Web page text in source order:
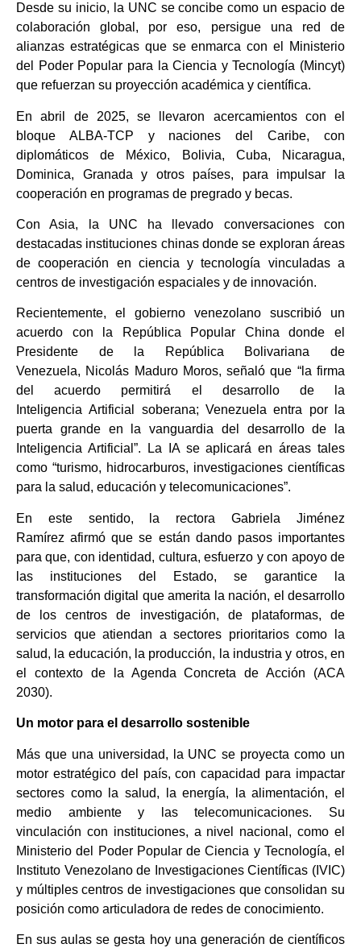
Desde su inicio, la UNC se concibe como un espacio de
colaboración global, por eso, persigue una red de
alianzas estratégicas que se enmarca con el Ministerio
del Poder Popular para la Ciencia y Tecnología (Mincyt)
que refuerzan su proyección académica y científica.
En abril de 2025, se llevaron acercamientos con el
bloque ALBA-TCP y naciones del Caribe, con
diplomáticos de México, Bolivia, Cuba, Nicaragua,
Dominica, Granada y otros países, para impulsar la
cooperación en programas de pregrado y becas.
Con Asia, la UNC ha llevado conversaciones con
destacadas instituciones chinas donde se exploran áreas
de cooperación en ciencia y tecnología vinculadas a
centros de investigación espaciales y de innovación.
Recientemente, el gobierno venezolano suscribió un
acuerdo con la República Popular China donde el
Presidente de la República Bolivariana de
Venezuela, Nicolás Maduro Moros, señaló que “la firma
del acuerdo permitirá el desarrollo de la
Inteligencia Artificial soberana; Venezuela entra por la
puerta grande en la vanguardia del desarrollo de la
Inteligencia Artificial”. La IA se aplicará en áreas tales
como “turismo, hidrocarburos, investigaciones científicas
para la salud, educación y telecomunicaciones”.
​En este sentido, la rectora Gabriela Jiménez
Ramírez afirmó que se están dando pasos importantes
para que, con identidad, cultura, esfuerzo y con apoyo de
las instituciones del Estado, se garantice la
transformación digital que amerita la nación, el desarrollo
de los centros de investigación, de plataformas, de
servicios que atiendan a sectores prioritarios como la
salud, la educación, la producción, la industria y otros, en
el contexto de la Agenda Concreta de Acción (ACA
2030).
Un motor para el desarrollo sostenible
Más que una universidad, la UNC se proyecta como un
motor estratégico del país, con capacidad para impactar
sectores como la salud, la energía, la alimentación, el
medio ambiente y las telecomunicaciones. Su
vinculación con instituciones, a nivel nacional, como el
Ministerio del Poder Popular de Ciencia y Tecnología, el
Instituto Venezolano de Investigaciones Científicas (IVIC)
y múltiples centros de investigaciones que consolidan su
posición como articuladora de redes de conocimiento.
En sus aulas se gesta hoy una generación de científicos